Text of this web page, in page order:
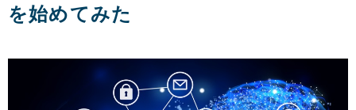
を始めてみた